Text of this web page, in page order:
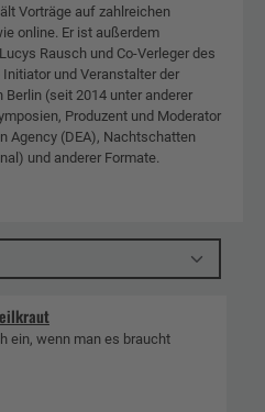
Vorträge auf zahlreichen
online. Er ist außerdem
Rausch und Co-Verleger des
und Veranstalter der
Berlin (seit 2014 unter anderer
Produzent und Moderator
Agency (DEA), Nachtschatten
und anderer Formate.
ein, wenn man es braucht